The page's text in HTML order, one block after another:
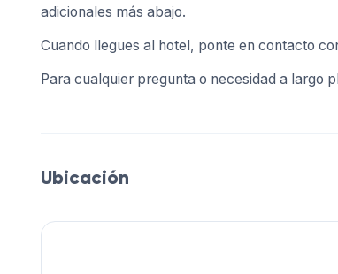
adicionales más abajo.
Cuando llegues al hotel, ponte en contacto
Para cualquier pregunta o necesidad a largo
Ubicación